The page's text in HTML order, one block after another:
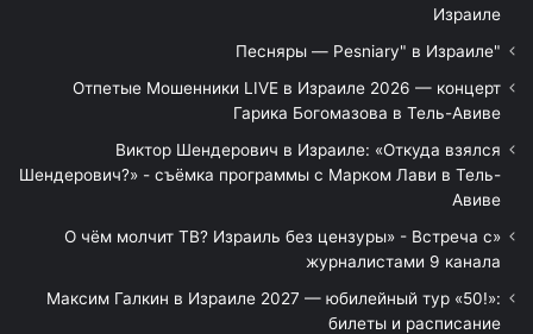
Израиле
"Песняры — Pesniary" в Израиле
Отпетые Мошенники LIVE в Израиле 2026 — концерт
Гарика Богомазова в Тель-Авиве
Виктор Шендерович в Израиле: «Откуда взялся
Шендерович?» - съёмка программы с Марком Лави в Тель-
Авиве
«О чём молчит ТВ? Израиль без цензуры» - Встреча с
журналистами 9 канала
Максим Галкин в Израиле 2027 — юбилейный тур «50!»:
билеты и расписание